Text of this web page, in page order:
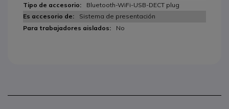
Bluetooth-WiFi-USB-DECT plug
Sistema de presentación
No